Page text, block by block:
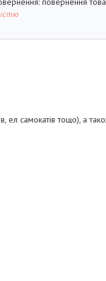
ел самокатів тощо), а